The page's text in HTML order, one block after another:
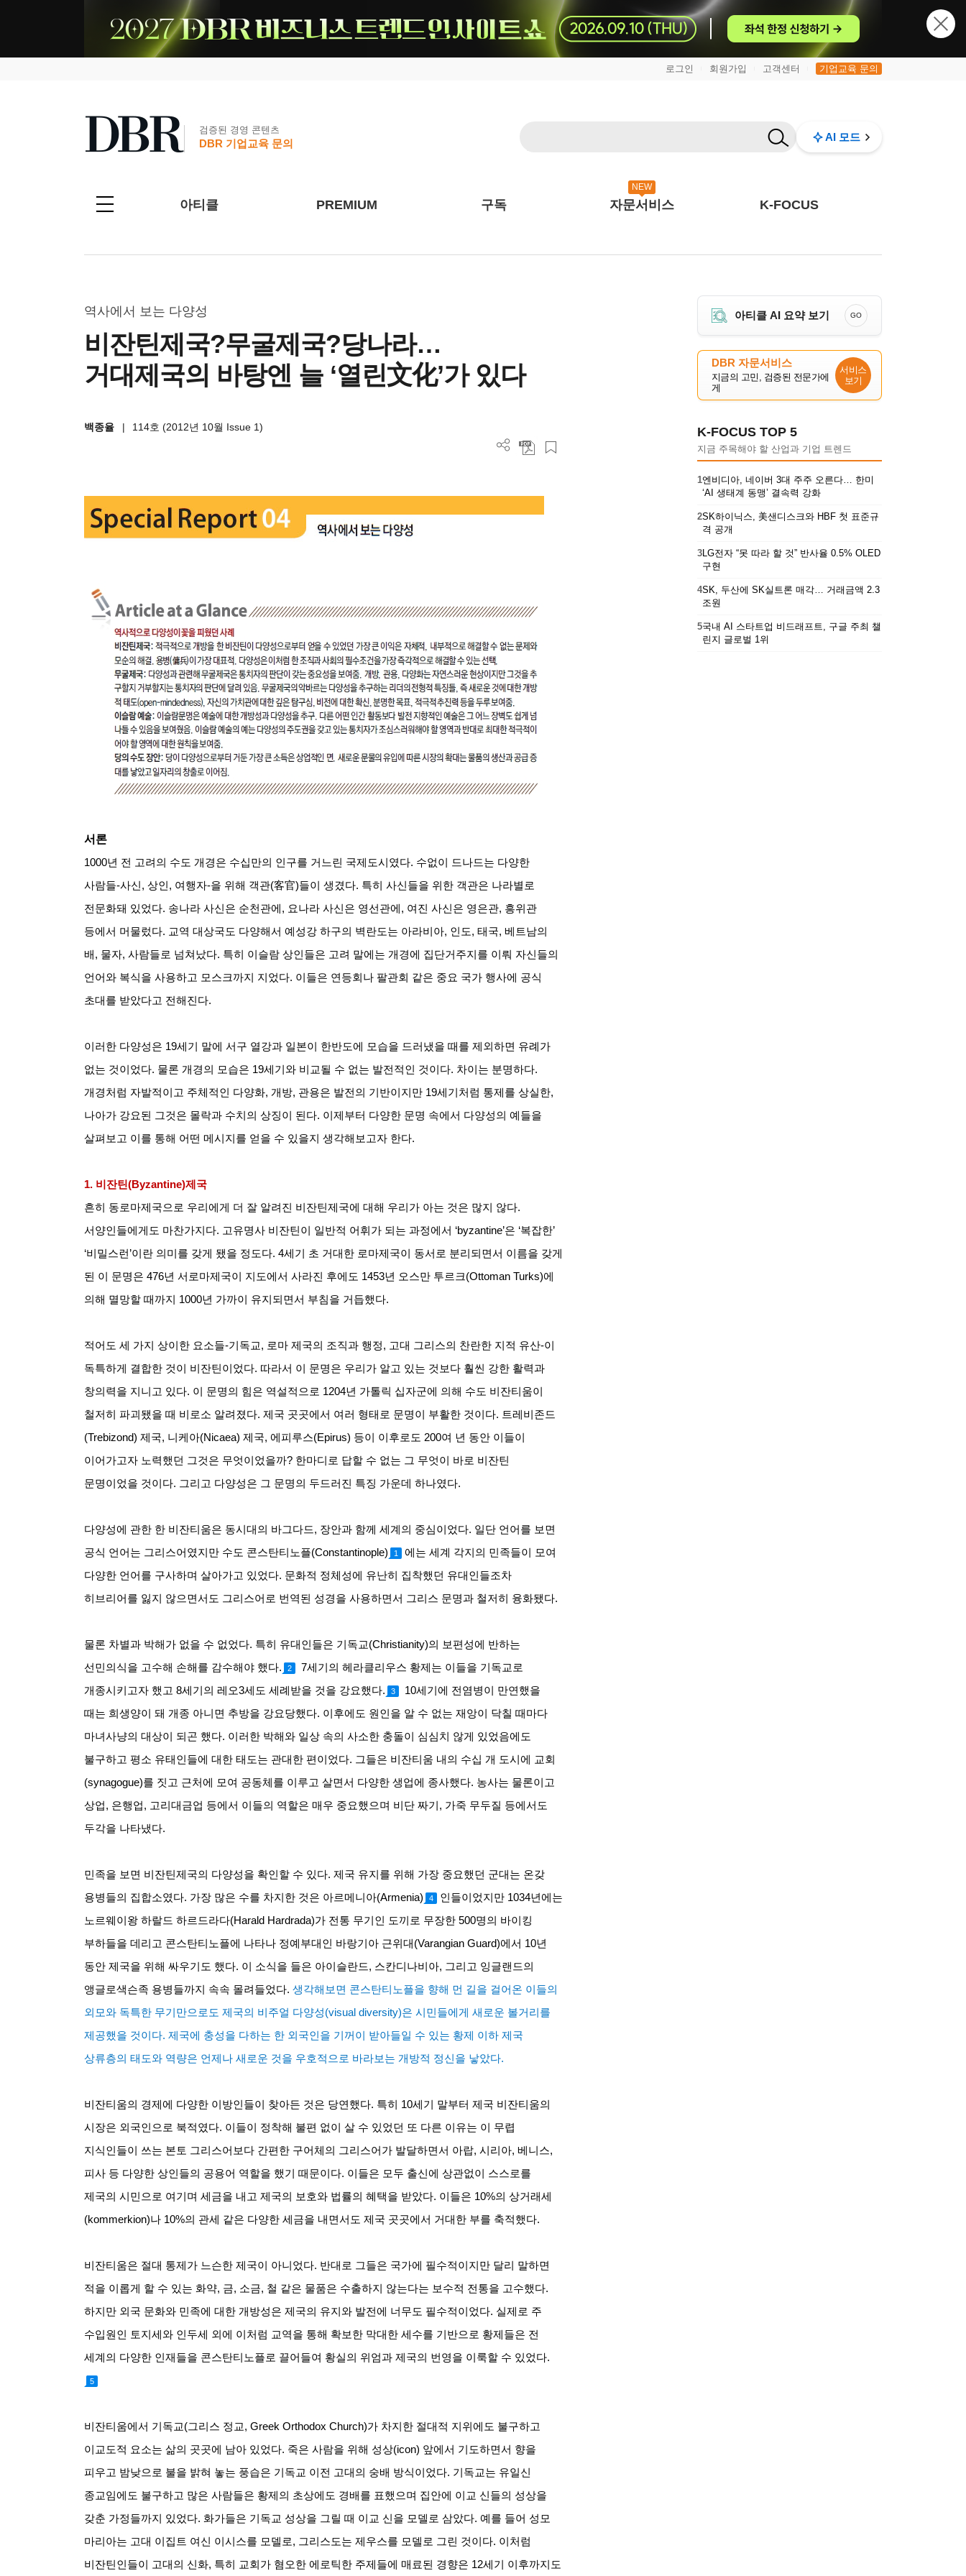
로그인 회원가입 고객센터 기업교육 문의
검증된 경영 콘텐츠
DBR 기업교육 문의
AI 모드
아티클 PREMIUM 구독
NEW
자문서비스 K-FOCUS
역사에서 보는 다양성
비잔틴제국?무굴제국?당나라…
거대제국의 바탕엔 늘 ‘열린文化’가 있다
백종율 | 114호 (2012년 10월 Issue 1)
서론
1000년 전 고려의 수도 개경은 수십만의 인구를 거느린 국제도시였다. 수없이 드나드는 다양한
사람들-사신, 상인, 여행자-을 위해 객관(客官)들이 생겼다. 특히 사신들을 위한 객관은 나라별로
전문화돼 있었다. 송나라 사신은 순천관에, 요나라 사신은 영선관에, 여진 사신은 영은관, 흥위관
등에서 머물렀다. 교역 대상국도 다양해서 예성강 하구의 벽란도는 아라비아, 인도, 태국, 베트남의
배, 물자, 사람들로 넘쳐났다. 특히 이슬람 상인들은 고려 말에는 개경에 집단거주지를 이뤄 자신들의
언어와 복식을 사용하고 모스크까지 지었다. 이들은 연등회나 팔관회 같은 중요 국가 행사에 공식
초대를 받았다고 전해진다.
이러한 다양성은 19세기 말에 서구 열강과 일본이 한반도에 모습을 드러냈을 때를 제외하면 유례가
없는 것이었다. 물론 개경의 모습은 19세기와 비교될 수 없는 발전적인 것이다. 차이는 분명하다.
개경처럼 자발적이고 주체적인 다양화, 개방, 관용은 발전의 기반이지만 19세기처럼 통제를 상실한,
나아가 강요된 그것은 몰락과 수치의 상징이 된다. 이제부터 다양한 문명 속에서 다양성의 예들을
살펴보고 이를 통해 어떤 메시지를 얻을 수 있을지 생각해보고자 한다.
1. 비잔틴(Byzantine)제국
흔히 동로마제국으로 우리에게 더 잘 알려진 비잔틴제국에 대해 우리가 아는 것은 많지 않다.
서양인들에게도 마찬가지다. 고유명사 비잔틴이 일반적 어휘가 되는 과정에서 ‘byzantine’은 ‘복잡한’
‘비밀스런’이란 의미를 갖게 됐을 정도다. 4세기 초 거대한 로마제국이 동서로 분리되면서 이름을 갖게
된 이 문명은 476년 서로마제국이 지도에서 사라진 후에도 1453년 오스만 투르크(Ottoman Turks)에
의해 멸망할 때까지 1000년 가까이 유지되면서 부침을 거듭했다.
적어도 세 가지 상이한 요소들-기독교, 로마 제국의 조직과 행정, 고대 그리스의 찬란한 지적 유산-이
독특하게 결합한 것이 비잔틴이었다. 따라서 이 문명은 우리가 알고 있는 것보다 훨씬 강한 활력과
창의력을 지니고 있다. 이 문명의 힘은 역설적으로 1204년 가톨릭 십자군에 의해 수도 비잔티움이
철저히 파괴됐을 때 비로소 알려졌다. 제국 곳곳에서 여러 형태로 문명이 부활한 것이다. 트레비존드
(Trebizond) 제국, 니케아(Nicaea) 제국, 에피루스(Epirus) 등이 이후로도 200여 년 동안 이들이
이어가고자 노력했던 그것은 무엇이었을까? 한마디로 답할 수 없는 그 무엇이 바로 비잔틴
문명이었을 것이다. 그리고 다양성은 그 문명의 두드러진 특징 가운데 하나였다.
다양성에 관한 한 비잔티움은 동시대의 바그다드, 장안과 함께 세계의 중심이었다. 일단 언어를 보면
공식 언어는 그리스어였지만 수도 콘스탄티노플(Constantinople) 1
에는 세계 각지의 민족들이 모여
다양한 언어를 구사하며 살아가고 있었다. 문화적 정체성에 유난히 집착했던 유대인들조차
히브리어를 잃지 않으면서도 그리스어로 번역된 성경을 사용하면서 그리스 문명과 철저히 융화됐다.
물론 차별과 박해가 없을 수 없었다. 특히 유대인들은 기독교(Christianity)의 보편성에 반하는
선민의식을 고수해 손해를 감수해야 했다. 2 7세기의 헤라클리우스 황제는 이들을 기독교로
개종시키고자 했고 8세기의 레오3세도 세례받을 것을 강요했다. 3 10세기에 전염병이 만연했을
때는 희생양이 돼 개종 아니면 추방을 강요당했다. 이후에도 원인을 알 수 없는 재앙이 닥칠 때마다
마녀사냥의 대상이 되곤 했다. 이러한 박해와 일상 속의 사소한 충돌이 심심치 않게 있었음에도
불구하고 평소 유태인들에 대한 태도는 관대한 편이었다. 그들은 비잔티움 내의 수십 개 도시에 교회
(synagogue)를 짓고 근처에 모여 공동체를 이루고 살면서 다양한 생업에 종사했다. 농사는 물론이고
상업, 은행업, 고리대금업 등에서 이들의 역할은 매우 중요했으며 비단 짜기, 가죽 무두질 등에서도
두각을 나타냈다.
민족을 보면 비잔틴제국의 다양성을 확인할 수 있다. 제국 유지를 위해 가장 중요했던 군대는 온갖
용병들의 집합소였다. 가장 많은 수를 차지한 것은 아르메니아(Armenia) 4 인들이었지만 1034년에는
노르웨이왕 하랄드 하르드라다(Harald Hardrada)가 전통 무기인 도끼로 무장한 500명의 바이킹
부하들을 데리고 콘스탄티노플에 나타나 정예부대인 바랑기아 근위대(Varangian Guard)에서 10년
동안 제국을 위해 싸우기도 했다. 이 소식을 들은 아이슬란드, 스칸디나비아, 그리고 잉글랜드의
앵글로색슨족 용병들까지 속속 몰려들었다. 생각해보면 콘스탄티노플을 향해 먼 길을 걸어온 이들의
외모와 독특한 무기만으로도 제국의 비주얼 다양성(visual diversity)은 시민들에게 새로운 볼거리를
제공했을 것이다. 제국에 충성을 다하는 한 외국인을 기꺼이 받아들일 수 있는 황제 이하 제국
상류층의 태도와 역량은 언제나 새로운 것을 우호적으로 바라보는 개방적 정신을 낳았다.
비잔티움의 경제에 다양한 이방인들이 찾아든 것은 당연했다. 특히 10세기 말부터 제국 비잔티움의
시장은 외국인으로 북적였다. 이들이 정착해 불편 없이 살 수 있었던 또 다른 이유는 이 무렵
지식인들이 쓰는 본토 그리스어보다 간편한 구어체의 그리스어가 발달하면서 아랍, 시리아, 베니스,
피사 등 다양한 상인들의 공용어 역할을 했기 때문이다. 이들은 모두 출신에 상관없이 스스로를
제국의 시민으로 여기며 세금을 내고 제국의 보호와 법률의 혜택을 받았다. 이들은 10%의 상거래세
(kommerkion)나 10%의 관세 같은 다양한 세금을 내면서도 제국 곳곳에서 거대한 부를 축적했다.
비잔티움은 절대 통제가 느슨한 제국이 아니었다. 반대로 그들은 국가에 필수적이지만 달리 말하면
적을 이롭게 할 수 있는 화약, 금, 소금, 철 같은 물품은 수출하지 않는다는 보수적 전통을 고수했다.
하지만 외국 문화와 민족에 대한 개방성은 제국의 유지와 발전에 너무도 필수적이었다. 실제로 주
수입원인 토지세와 인두세 외에 이처럼 교역을 통해 확보한 막대한 세수를 기반으로 황제들은 전
세계의 다양한 인재들을 콘스탄티노플로 끌어들여 황실의 위엄과 제국의 번영을 이룩할 수 있었다.
5
비잔티움에서 기독교(그리스 정교, Greek Orthodox Church)가 차지한 절대적 지위에도 불구하고
이교도적 요소는 삶의 곳곳에 남아 있었다. 죽은 사람을 위해 성상(icon) 앞에서 기도하면서 향을
피우고 밤낮으로 불을 밝혀 놓는 풍습은 기독교 이전 고대의 숭배 방식이었다. 기독교는 유일신
종교임에도 불구하고 많은 사람들은 황제의 초상에도 경배를 표했으며 집안에 이교 신들의 성상을
갖춘 가정들까지 있었다. 화가들은 기독교 성상을 그릴 때 이교 신을 모델로 삼았다. 예를 들어 성모
마리아는 고대 이집트 여신 이시스를 모델로, 그리스도는 제우스를 모델로 그린 것이다. 이처럼
비잔틴인들이 고대의 신화, 특히 교회가 혐오한 에로틱한 주제들에 매료된 경향은 12세기 이후까지도
아티클 AI 요약 보기 GO
DBR 자문서비스
지금의 고민, 검증된 전문가에
게
서비스
보기
K-FOCUS TOP 5
지금 주목해야 할 산업과 기업 트렌드
1엔비디아, 네이버 3대 주주 오른다… 한미
‘AI 생태계 동맹’ 결속력 강화
2SK하이닉스, 美샌디스크와 HBF 첫 표준규
격 공개
3LG전자 “못 따라 할 것” 반사율 0.5% OLED
구현
4SK, 두산에 SK실트론 매각… 거래금액 2.3
조원
5국내 AI 스타트업 비드래프트, 구글 주최 챌
린지 글로벌 1위